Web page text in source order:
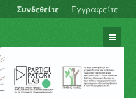
Συνδεθείτε Εγγραφείτε